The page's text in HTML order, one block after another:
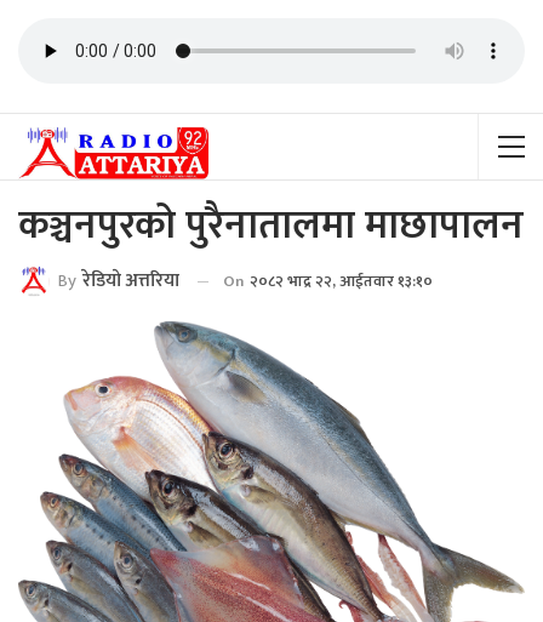
कञ्चनपुरको पुरैनातालमा माछापालन
By रेडियाे अत्तरिया On २०८२ भाद्र २२, आईतवार १३:१०